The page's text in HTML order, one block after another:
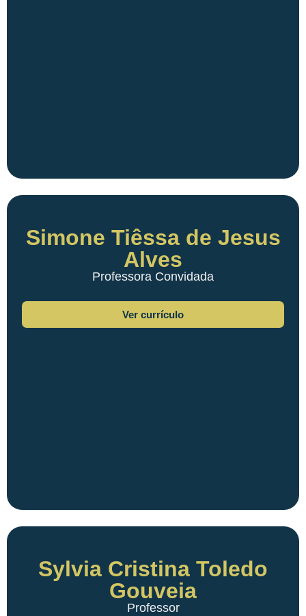
Simone Tiêssa de Jesus
Alves
Professora Convidada
Ver currículo
Sylvia Cristina Toledo
Gouveia
Professor